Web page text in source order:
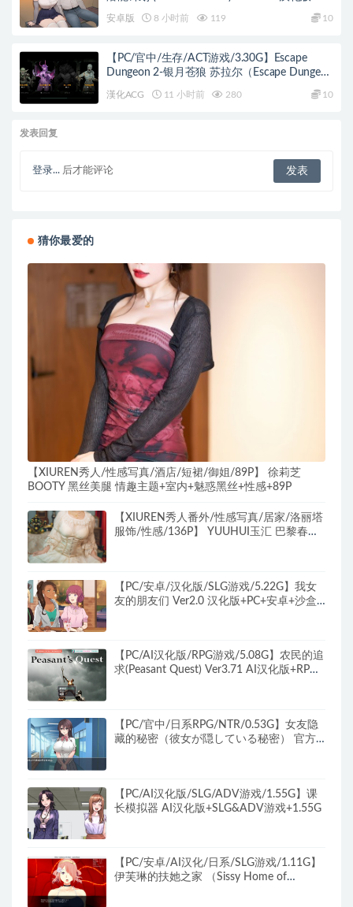
安卓版 8 小时前 119 10
【PC/官中/生存/ACT游戏/3.30G】Escape
Dungeon 2-银月苍狼 苏拉尔（Escape Dungeon
2 ～ 銀月蒼き狼 シュラル） Ver2.2 官中步兵版
+DLC+生存ACT游戏+3.30G
漢化ACG 11 小时前 280 10
发表回复
登录... 后才能评论
猜你最爱的
【XIUREN秀人/性感写真/酒店/短裙/御姐/89P】 徐莉芝
BOOTY 黑丝美腿 情趣主题+室内+魅惑黑丝+性感+89P
【XIUREN秀人番外/性感写真/居家/洛丽塔
服饰/性感/136P】 YUUHUI玉汇 巴黎春梦
【PC/安卓/汉化版/SLG游戏/5.22G】我女
友的朋友们 Ver2.0 汉化版+PC+安卓+沙盒
【PC/AI汉化版/RPG游戏/5.08G】农民的追
求(Peasant Quest) Ver3.71 AI汉化版+RPG
【PC/官中/日系RPG/NTR/0.53G】女友隐
藏的秘密（彼女が隠している秘密） 官方
【PC/AI汉化版/SLG/ADV游戏/1.55G】课
长模拟器 AI汉化版+SLG&ADV游戏+1.55G
【PC/安卓/AI汉化/日系/SLG游戏/1.11G】
伊芙琳的扶她之家 （Sissy Home of